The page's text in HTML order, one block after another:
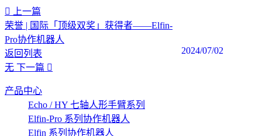
上一篇
荣誉 | 国际「顶级双奖」获得者——Elfin-
Pro协作机器人
2024/07/02
返回列表
无 下一篇
产品中心
Echo / HY 七轴人形手臂系列
Elfin-Pro 系列协作机器人
Elfin 系列协作机器人